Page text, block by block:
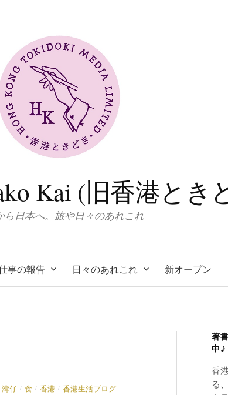
Kai (旧香港とき
ら日本へ。旅や日々のあれこれ
事の報告 日々のあれこれ 新オープン
湾仔 / 食 / 香港 / 香港生活ブログ
著
中♪
香
る